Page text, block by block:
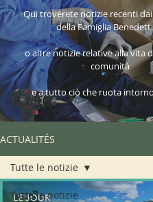
Qui troverete notizie recenti
della Famiglia
o altre notizie relative alla vita
comunità
e a tutto ciò che ruota
ACTUALITÉS
Tutte le notizie
Tutte le notizie